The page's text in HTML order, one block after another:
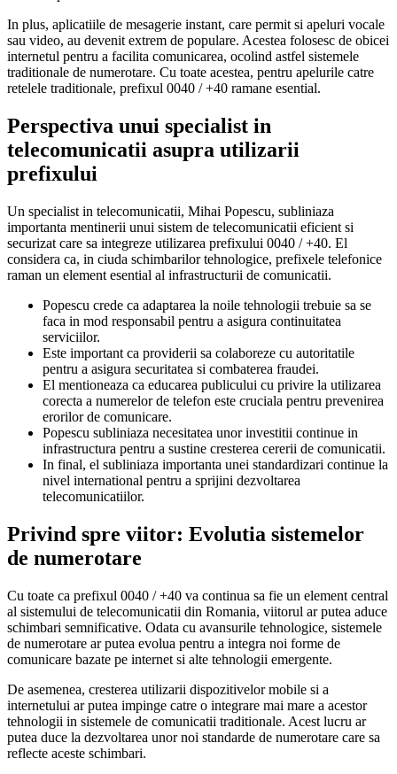
In plus, aplicatiile de mesagerie instant, care permit si apeluri vocale
sau video, au devenit extrem de populare. Acestea folosesc de obicei
internetul pentru a facilita comunicarea, ocolind astfel sistemele
traditionale de numerotare. Cu toate acestea, pentru apelurile catre
retelele traditionale, prefixul 0040 / +40 ramane esential.
Perspectiva unui specialist in
telecomunicatii asupra utilizarii
prefixului
Un specialist in telecomunicatii, Mihai Popescu, subliniaza
importanta mentinerii unui sistem de telecomunicatii eficient si
securizat care sa integreze utilizarea prefixului 0040 / +40. El
considera ca, in ciuda schimbarilor tehnologice, prefixele telefonice
raman un element esential al infrastructurii de comunicatii.
Popescu crede ca adaptarea la noile tehnologii trebuie sa se
faca in mod responsabil pentru a asigura continuitatea
serviciilor.
Este important ca providerii sa colaboreze cu autoritatile
pentru a asigura securitatea si combaterea fraudei.
El mentioneaza ca educarea publicului cu privire la utilizarea
corecta a numerelor de telefon este cruciala pentru prevenirea
erorilor de comunicare.
Popescu subliniaza necesitatea unor investitii continue in
infrastructura pentru a sustine cresterea cererii de comunicatii.
In final, el subliniaza importanta unei standardizari continue la
nivel international pentru a sprijini dezvoltarea
telecomunicatiilor.
Privind spre viitor: Evolutia sistemelor
de numerotare
Cu toate ca prefixul 0040 / +40 va continua sa fie un element central
al sistemului de telecomunicatii din Romania, viitorul ar putea aduce
schimbari semnificative. Odata cu avansurile tehnologice, sistemele
de numerotare ar putea evolua pentru a integra noi forme de
comunicare bazate pe internet si alte tehnologii emergente.
De asemenea, cresterea utilizarii dispozitivelor mobile si a
internetului ar putea impinge catre o integrare mai mare a acestor
tehnologii in sistemele de comunicatii traditionale. Acest lucru ar
putea duce la dezvoltarea unor noi standarde de numerotare care sa
reflecte aceste schimbari.